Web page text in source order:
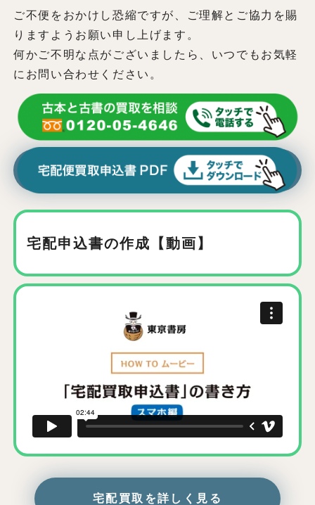
ご不便をおかけし恐縮ですが、ご理解とご協力を賜
りますようお願い申し上げます。
何かご不明な点がございましたら、いつでもお気軽
にお問い合わせください。
宅配申込書の作成【動画】
宅配買取を詳しく見る